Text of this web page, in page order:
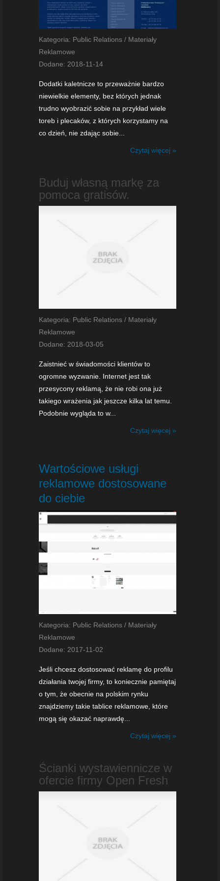
Kategoria: Public Relations / Materiały
Reklamowe
Dodane: 2018-11-14
Dodatki kaletnicze to przeważnie bardzo
niewielkie elementy, bez których jednak
trudno wyobrazić sobie na przykład wiele
toreb i plecaków, z których korzystamy na
co dzień, nie zdając sobie...
Czytaj więcej »
Buduj własną markę za
pomoca gratisów.
Kategoria: Public Relations / Materiały
Reklamowe
Dodane: 2018-03-05
Zaistnieć w świadomości klientów to
ogromne wyzwanie. Internet jest tak
przesycony reklamą, że nie robi ona już
takiego wrażenia jak jeszcze kilka lat temu.
Podobnie wygląda to w...
Czytaj więcej »
Wartościowe usługi
reklamowe dostosowane
do ciebie
Kategoria: Public Relations / Materiały
Reklamowe
Dodane: 2017-11-02
Jeśli chcesz dostosować reklamę do profilu
działania twojej firmy, to koniecznie pamiętaj
o tym, że obecnie na polskim rynku
znajdziemy takie tablice reklamowe, które
mogą się okazać naprawdę...
Czytaj więcej »
Ścianki wystawiennicze w
ofercie firmy Open Fresh